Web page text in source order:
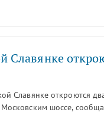
Славянке
Славянке откроются
шоссе,